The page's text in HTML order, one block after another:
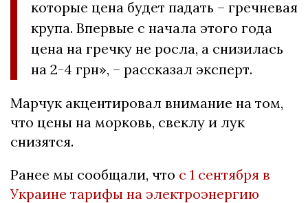
которые цена будет падать – гречневая
крупа. Впервые с начала этого года
цена на гречку не росла, а снизилась
на 2-4 грн», – рассказал эксперт.
Марчук акцентировал внимание на том,
что цены на морковь, свеклу и лук
снизятся.
Ранее мы сообщали, что с 1 сентября в
Украине тарифы на электроэнергию